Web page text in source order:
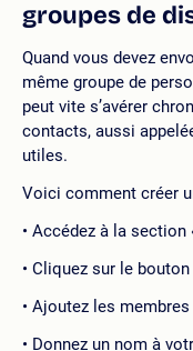
groupes de
Quand vous devez
même groupe de
peut vite s’avérer
contacts, aussi
utiles.
Voici comment créer
Accédez à la section
Cliquez sur le
Ajoutez les
Donnez un nom à